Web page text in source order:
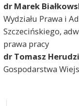
dr Marek
Wydziału Prawa i
Szczecińskiego,
prawa pracy
dr Tomasz
Gospodarstwa